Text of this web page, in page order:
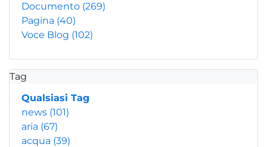
Documento (269)
Pagina (40)
Voce Blog (102)
Tag
Qualsiasi Tag
news (101)
aria (67)
acqua (39)